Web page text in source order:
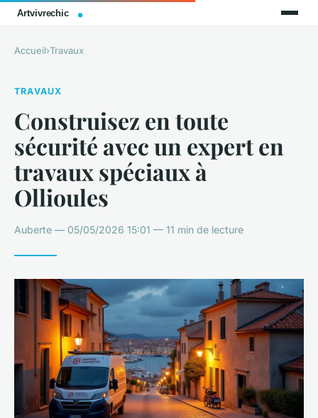
Accueil›Travaux
TRAVAUX
Construisez en toute
sécurité avec un expert en
travaux spéciaux à
Ollioules
Auberte — 05/05/2026 15:01 — 11 min de lecture